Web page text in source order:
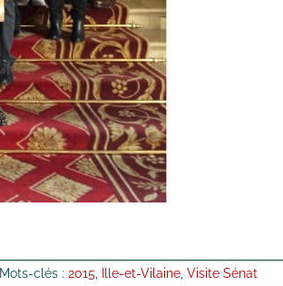
Mots-clés : 2015 Ille-et-Vilaine Visite Sénat